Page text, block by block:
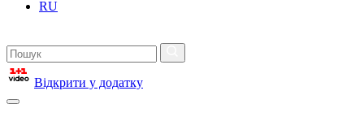
RU
Відкрити у додатку